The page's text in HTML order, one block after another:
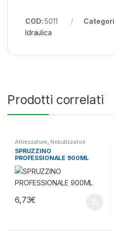
COD:5011
Idraulica
Prodotti correlati
Attrezzature, Nebulizzatori
SPRUZZINO
PROFESSIONALE 900ML
6,73€